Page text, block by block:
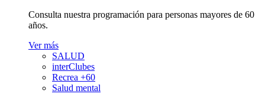
Consulta nuestra programación para personas mayores de 60
años.
Ver más
SALUD
interClubes
Recrea +60
Salud mental